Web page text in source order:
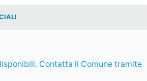
Contatta il Comune tramite